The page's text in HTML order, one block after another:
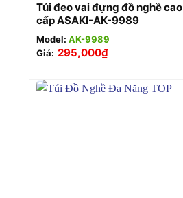
Túi đeo vai đựng đồ nghề cao
cấp ASAKI-AK-9989
Model: AK-9989
Giá: 295,000₫